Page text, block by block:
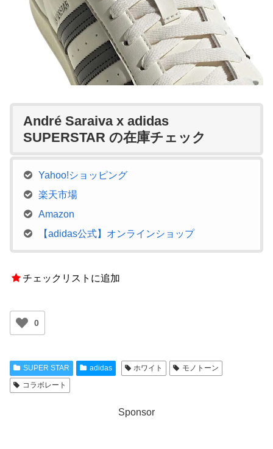
André Saraiva x adidas
SUPERSTAR の在庫チェック
Yahoo!ショッピング
楽天市場
Amazon
【adidas公式】オンラインショップ
チェックリストに追加
0
SUPER STAR adidas ホワイト
モノトーン
コラボレート
Sponsor